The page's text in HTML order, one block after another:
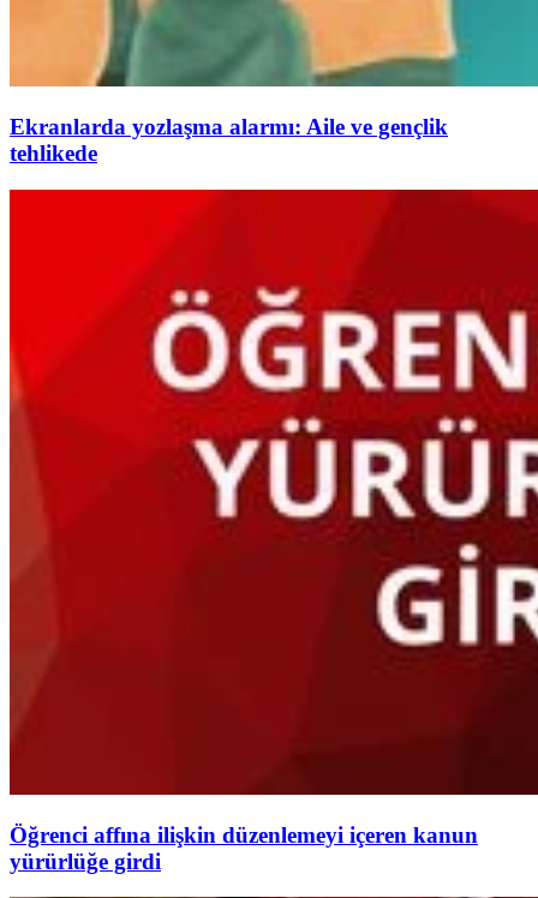
Ekranlarda yozlaşma alarmı: Aile ve gençlik
tehlikede
Öğrenci affına ilişkin düzenlemeyi içeren kanun
yürürlüğe girdi